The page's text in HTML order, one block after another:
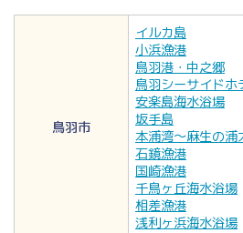
鳥羽市
イルカ島
小浜漁港
鳥羽港・中之郷
鳥羽シーサイドホ
安楽島海水浴場
坂手島
本浦湾〜麻生の浦
石鏡漁港
国崎漁港
千鳥ヶ丘海水浴場
相差漁港
浅利ヶ浜海水浴場